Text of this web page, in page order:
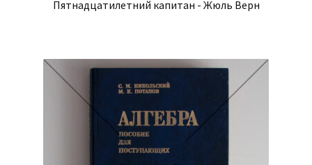
Пятнадцатилетний капитан - Жюль Верн